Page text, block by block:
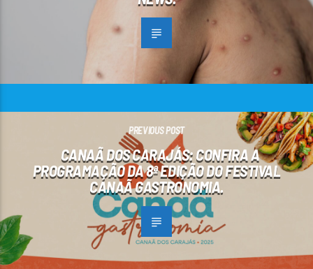
PREVIOUS POST
CANAÃ DOS CARAJÁS: CONFIRA A
PROGRAMAÇÃO DA 8ª EDIÇÃO DO FESTIVAL
CANAÃ GASTRONOMIA.